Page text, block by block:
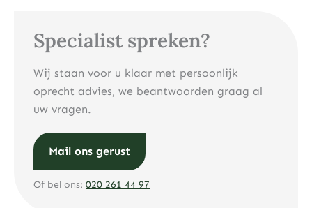
Specialist spreken?
Wij staan voor u klaar met persoonlijk
oprecht advies, we beantwoorden graag al
uw vragen.
Mail ons gerust
Of bel ons: 020 261 44 97